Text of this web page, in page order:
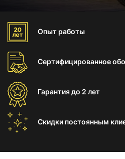
Опыт работы
Сертифицированное
Гарантиядо 2 лет
Скидки постоянным